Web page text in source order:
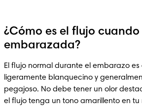
¿Cómo es el flujo cuando
embarazada?
El flujo normal durante el embarazo
ligeramente blanquecino y
pegajoso. No debe tener un olor
el flujo tenga un tono amarillento en tu